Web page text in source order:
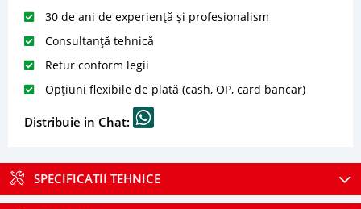
30 de ani de experiență și profesionalism
Consultanță tehnică
Retur conform legii
Opțiuni flexibile de plată (cash, OP, card bancar)
Distribuie in Chat:
SPECIFICATII TEHNICE